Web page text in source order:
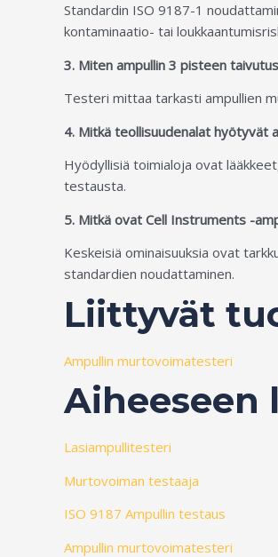
Standardin ISO 9187-1
kontaminaatio- tai
3. Miten ampullin 3 pisteen
Testeri mittaa tarkasti ampullien
4. Mitkä teollisuudenalat hyötyvät
Hyödyllisiä toimialoja ovat
testausta.
5. Mitkä ovat Cell Instruments -
Keskeisiä ominaisuuksia ovat
standardien noudattaminen.
Liittyvät
Ampullin murtovoimatesteri
Lasiampullitesteri
Murtovoiman testaaja
ISO 9187 Ampullin testaus
Ampullin murtovoimatesteri